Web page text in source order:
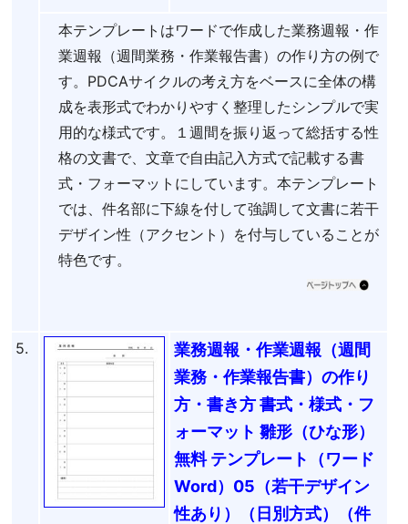
本テンプレートはワードで作成した業務週報・作
業週報（週間業務・作業報告書）の作り方の例で
す。PDCAサイクルの考え方をベースに全体の構
成を表形式でわかりやすく整理したシンプルで実
用的な様式です。１週間を振り返って総括する性
格の文書で、文章で自由記入方式で記載する書
式・フォーマットにしています。本テンプレート
では、件名部に下線を付して強調して文書に若干
デザイン性（アクセント）を付与していることが
特色です。
5.
業務週報・作業週報（週間
業務・作業報告書）の作り
方・書き方 書式・様式・フ
ォーマット 雛形（ひな形）
無料 テンプレート（ワード
Word）05（若干デザイン
性あり）（日別方式）（件